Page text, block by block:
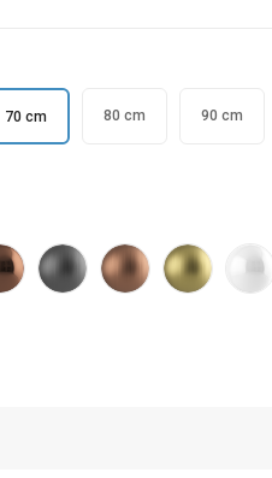
70 cm 80 cm 90 cm